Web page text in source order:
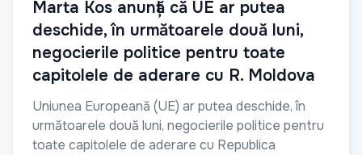
Marta Kos anunță că UE ar putea
deschide, în următoarele două luni,
negocierile politice pentru toate
capitolele de aderare cu R. Moldova
Uniunea Europeană (UE) ar putea deschide, în
următoarele două luni, negocierile politice pentru
toate capitolele de aderare cu Republica